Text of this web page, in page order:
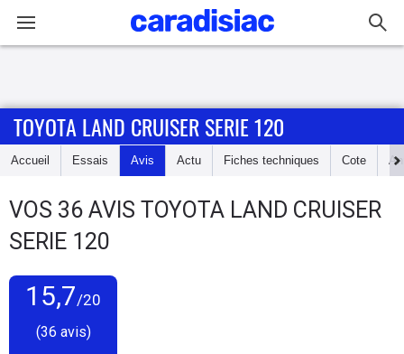
Accueil
Essais
d'achat
Electriques
TOYOTA LAND CRUISER SERIE 120
Accueil Essais Avis Actu Fiches techniques Cote
VOS 36 AVIS TOYOTA LAND CRUISER
SERIE 120
15,7/20
(36 avis)